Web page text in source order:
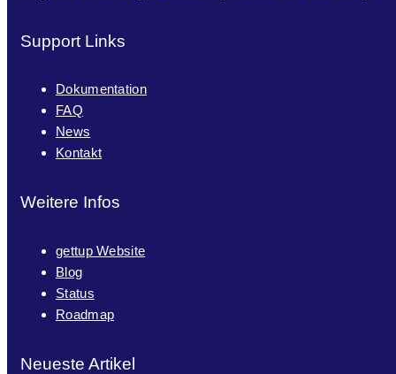
Support Links
Dokumentation
FAQ
News
Kontakt
Weitere Infos
gettup Website
Blog
Status
Roadmap
Neueste Artikel